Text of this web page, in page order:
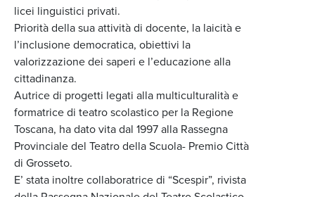
licei linguistici privati.
Priorità della sua attività di docente, la laicità e
l’inclusione democratica, obiettivi la
valorizzazione dei saperi e l’educazione alla
cittadinanza.
Autrice di progetti legati alla multiculturalità e
formatrice di teatro scolastico per la Regione
Toscana, ha dato vita dal 1997 alla Rassegna
Provinciale del Teatro della Scuola- Premio Città
di Grosseto.
E’ stata inoltre collaboratrice di “Scespir”, rivista